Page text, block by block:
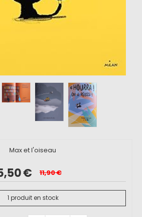
Max et l'oiseau
€ 11,90€
1 produit en stock